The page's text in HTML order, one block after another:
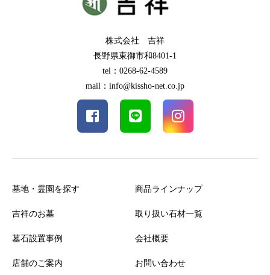
株式会社 吉祥
長野県東御市和8401-1
tel：0268-62-4589
mail：info@kissho-net.co.jp
墓地・霊園を探す
吉祥のお墓
墓石設置事例
店舗のご案内
商品ラインナップ
取り扱い石材一覧
会社概要
お問い合わせ